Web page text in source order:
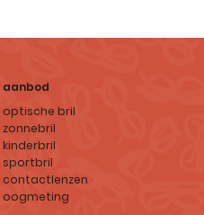
aanbod
optische bril
zonnebril
kinderbril
sportbril
contactlenzen
oogmeting